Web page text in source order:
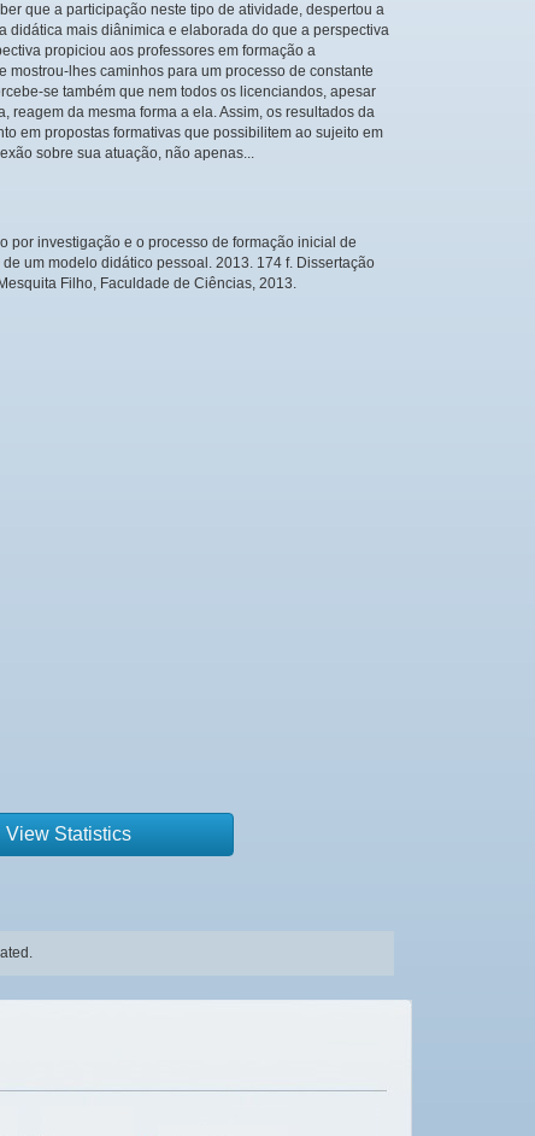
que a participação neste tipo de atividade, despertou a
didática mais diânimica e elaborada do que a perspectiva
propiciou aos professores em formação a
lhes caminhos para um processo de constante
se também que nem todos os licenciandos, apesar
reagem da mesma forma a ela. Assim, os resultados da
em propostas formativas que possibilitem ao sujeito em
sobre sua atuação, não apenas...
por investigação e o processo de formação inicial de
um modelo didático pessoal. 2013. 174 f. Dissertação
Filho, Faculdade de Ciências, 2013.
View Statistics